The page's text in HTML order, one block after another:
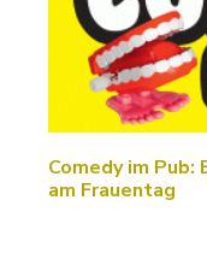
Comedy im
am Frauentag